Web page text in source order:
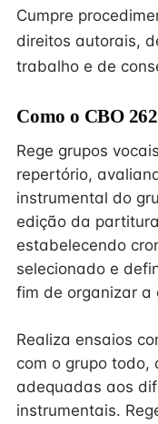
Cumpre
direitos autorais,
trabalho e de
Como o CBO
Rege grupos
repertório,
instrumental do
edição da
estabelecendo
selecionado e
fim de organizar a
Realiza ensaios
com o grupo todo,
adequadas aos
instrumentais.